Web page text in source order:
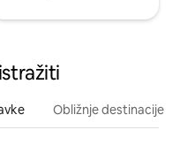
Obližnje destinacije